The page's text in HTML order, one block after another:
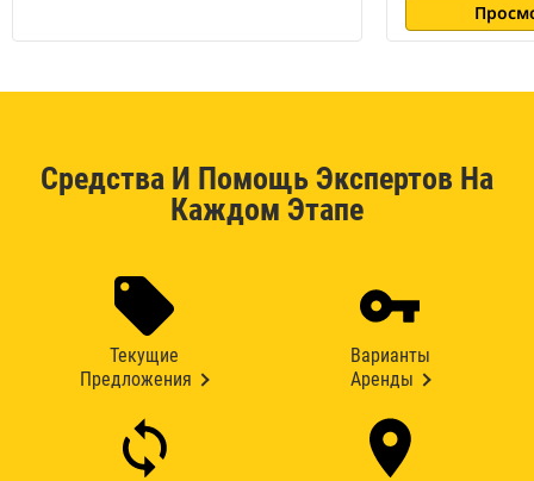
Средства И Помощь Экспертов На
Каждом Этапе
Текущие
Предложения
Варианты
Аренды